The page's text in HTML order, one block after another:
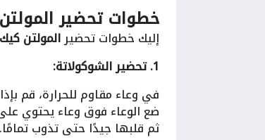
خطوات تحضير
إليك خطوات تحضيرالمولتن كيك
1. تحضير الشوكولاتة:
في وعاء مقاوم للحرارة، قم
ثم قلبها جيدًا حتى تذوب تمامًا.